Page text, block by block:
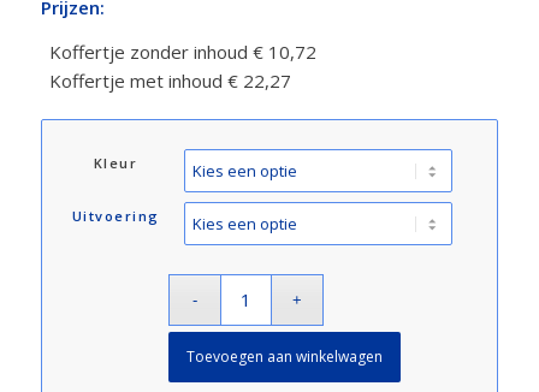
Prijzen:
Koffertje zonder inhoud € 10,72
Koffertje met inhoud € 22,27
Kleur
Uitvoering
Toevoegen aan winkelwagen